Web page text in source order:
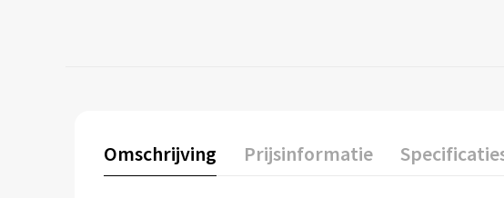
Omschrijving Prijsinformatie